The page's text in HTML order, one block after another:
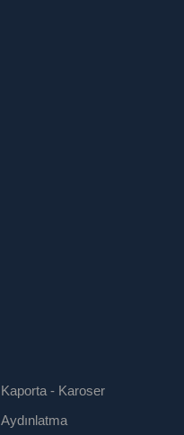
Kaporta - Karoser
Aydınlatma